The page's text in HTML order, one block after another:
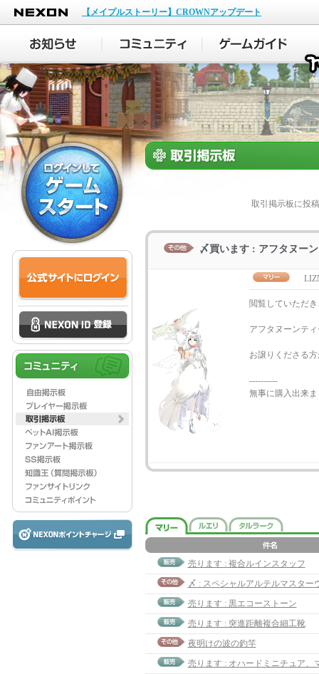
NEXON
【メイプルストーリー】CROWNアップデート
取引掲示板に投
〆買います : アフタヌー
閲覧していただ
アフタヌーンテ
お譲りくださる
----------
無事に購入出来
売ります : 複合ルインスタッフ
売ります : 黒エコーストーン
売ります : 突進距離複合細工靴
夜明けの波の釣竿
売ります : オハードミニチュア、